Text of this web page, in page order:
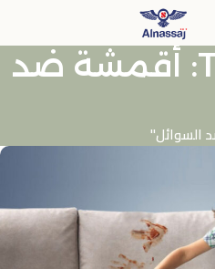
Tag Archives: أقمشة ضد